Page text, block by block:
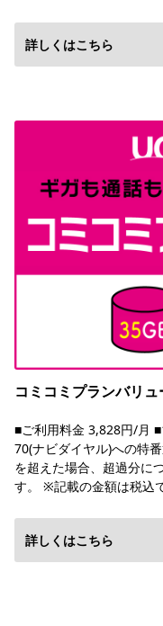
詳しくはこちら
コミコミプランバリュ
■ご利用料金 3,828円/月
70(ナビダイヤル)への特
を超えた場合、超過分に
す。 ※記載の金額は税込
詳しくはこちら